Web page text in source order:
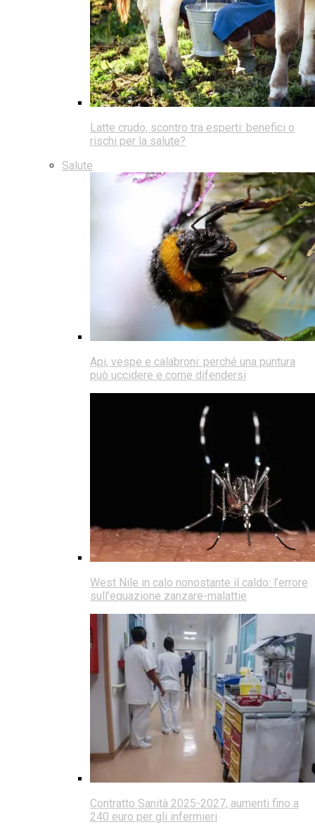
Latte crudo, scontro tra esperti: benefici o
rischi per la salute?
Salute
Api, vespe e calabroni: perché una puntura
può uccidere e come difendersi
West Nile in calo nonostante il caldo: l’errore
sull’equazione zanzare-malattie
Contratto Sanità 2025-2027, aumenti fino a
240 euro per gli infermieri